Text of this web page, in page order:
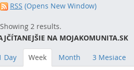
RSS (Opens New Window)
Showing 2 results.
NA MOJAKOMUNITA.SK
Day Week Month 3 Mesiace